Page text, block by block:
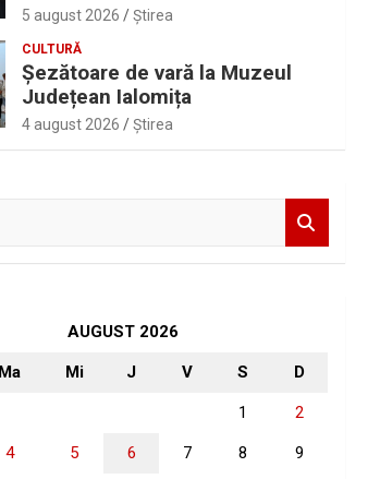
5 august 2026 Ştirea
CULTURĂ
Șezătoare de vară la Muzeul
Județean Ialomița
4 august 2026 Ştirea
AUGUST 2026
Ma Mi J V S D
1 2
4 5 6 7 8 9